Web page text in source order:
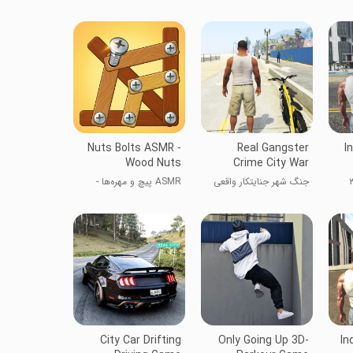
هندی ۳
Real Gangster
Crime City War
جنگ شهر جنایتکار واقعی
Nuts Bolts ASMR -
Wood Nuts
ASMR پیچ و مهره‌ها -
Only Going Up 3D-
City Car Drifting